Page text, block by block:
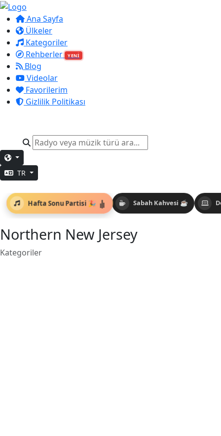
Ana Sayfa
Ülkeler
Kategoriler
Rehberler
YENİ
Blog
Videolar
Favorilerim
Gizlilik Politikası
TR
Sabah Kahvesi ☕
Hafta Sonu Partisi 🎉
Northern New Jersey
Kategoriler